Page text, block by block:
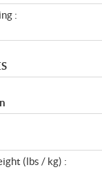
:
(lbs / kg) :